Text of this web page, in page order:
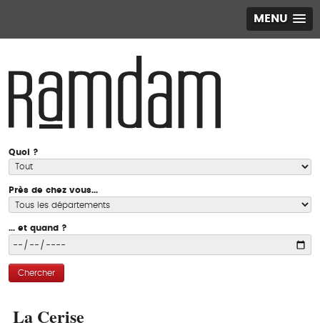
MENU
Quoi ?
Près de chez vous...
... et quand ?
Chercher
La Cerise